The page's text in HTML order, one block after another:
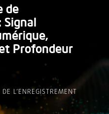
de
Signal
Profondeur
L’ENREGISTREMENT